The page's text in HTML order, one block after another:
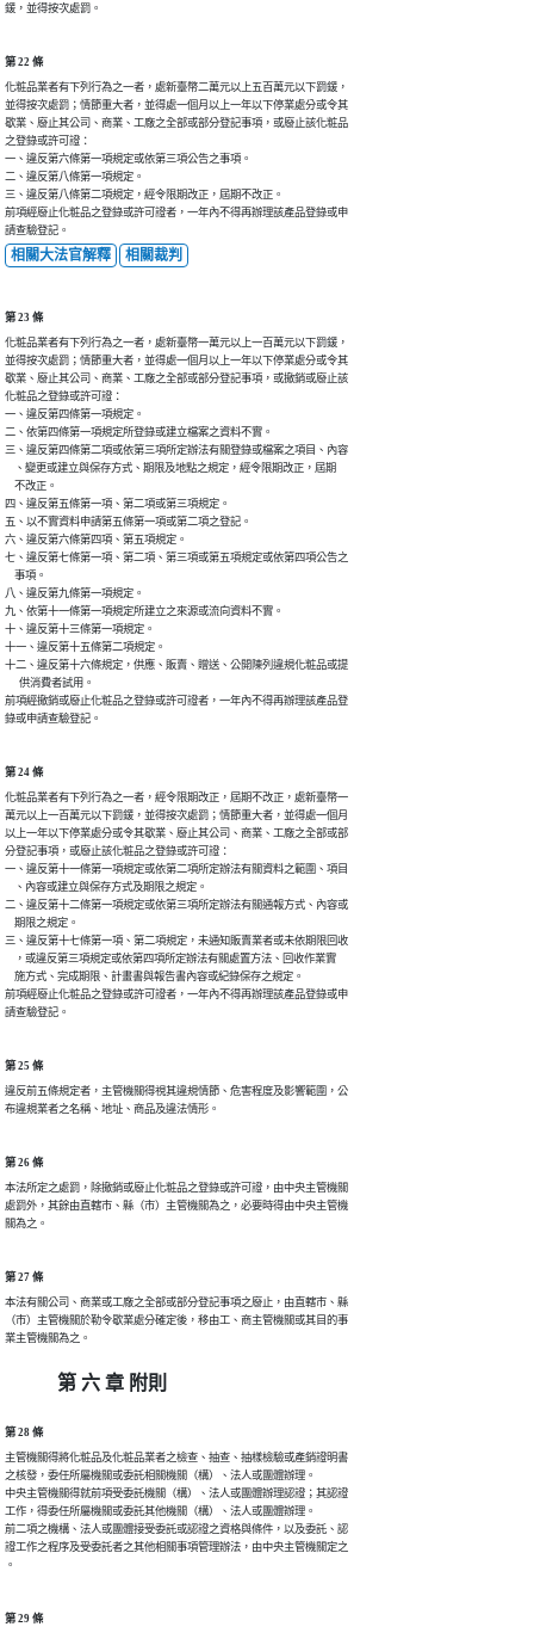
鍰，並得按次處罰。
第 22 條
化粧品業者有下列行為之一者，處新臺幣二萬元以上五百萬元以下罰鍰，
並得按次處罰；情節重大者，並得處一個月以上一年以下停業處分或令其
歇業、廢止其公司、商業、工廠之全部或部分登記事項，或廢止該化粧品
之登錄或許可證：
一、違反第六條第一項規定或依第三項公告之事項。
二、違反第八條第一項規定。
三、違反第八條第二項規定，經令限期改正，屆期不改正。
前項經廢止化粧品之登錄或許可證者，一年內不得再辦理該產品登錄或申
請查驗登記。
相關大法官解釋 相關裁判
第 23 條
化粧品業者有下列行為之一者，處新臺幣一萬元以上一百萬元以下罰鍰，
並得按次處罰；情節重大者，並得處一個月以上一年以下停業處分或令其
歇業、廢止其公司、商業、工廠之全部或部分登記事項，或撤銷或廢止該
化粧品之登錄或許可證：
一、違反第四條第一項規定。
二、依第四條第一項規定所登錄或建立檔案之資料不實。
三、違反第四條第二項或依第三項所定辦法有關登錄或檔案之項目、內容
    、變更或建立與保存方式、期限及地點之規定，經令限期改正，屆期
    不改正。
四、違反第五條第一項、第二項或第三項規定。
五、以不實資料申請第五條第一項或第二項之登記。
六、違反第六條第四項、第五項規定。
七、違反第七條第一項、第二項、第三項或第五項規定或依第四項公告之
    事項。
八、違反第九條第一項規定。
九、依第十一條第一項規定所建立之來源或流向資料不實。
十、違反第十三條第一項規定。
十一、違反第十五條第二項規定。
十二、違反第十六條規定，供應、販賣、贈送、公開陳列違規化粧品或提
      供消費者試用。
前項經撤銷或廢止化粧品之登錄或許可證者，一年內不得再辦理該產品登
錄或申請查驗登記。
第 24 條
化粧品業者有下列行為之一者，經令限期改正，屆期不改正，處新臺幣一
萬元以上一百萬元以下罰鍰，並得按次處罰；情節重大者，並得處一個月
以上一年以下停業處分或令其歇業、廢止其公司、商業、工廠之全部或部
分登記事項，或廢止該化粧品之登錄或許可證：
一、違反第十一條第一項規定或依第二項所定辦法有關資料之範圍、項目
    、內容或建立與保存方式及期限之規定。
二、違反第十二條第一項規定或依第三項所定辦法有關通報方式、內容或
    期限之規定。
三、違反第十七條第一項、第二項規定，未通知販賣業者或未依期限回收
    ，或違反第三項規定或依第四項所定辦法有關處置方法、回收作業實
    施方式、完成期限、計畫書與報告書內容或紀錄保存之規定。
前項經廢止化粧品之登錄或許可證者，一年內不得再辦理該產品登錄或申
請查驗登記。
第 25 條
違反前五條規定者，主管機關得視其違規情節、危害程度及影響範圍，公
布違規業者之名稱、地址、商品及違法情形。
第 26 條
本法所定之處罰，除撤銷或廢止化粧品之登錄或許可證，由中央主管機關
處罰外，其餘由直轄市、縣（市）主管機關為之，必要時得由中央主管機
關為之。
第 27 條
本法有關公司、商業或工廠之全部或部分登記事項之廢止，由直轄市、縣
（市）主管機關於勒令歇業處分確定後，移由工、商主管機關或其目的事
業主管機關為之。
第 六 章 附則
第 28 條
主管機關得將化粧品及化粧品業者之檢查、抽查、抽樣檢驗或產銷證明書
之核發，委任所屬機關或委託相關機關（構）、法人或團體辦理。
中央主管機關得就前項受委託機關（構）、法人或團體辦理認證；其認證
工作，得委任所屬機關或委託其他機關（構）、法人或團體辦理。
前二項之機構、法人或團體接受委託或認證之資格與條件，以及委託、認
證工作之程序及受委託者之其他相關事項管理辦法，由中央主管機關定之
。
第 29 條